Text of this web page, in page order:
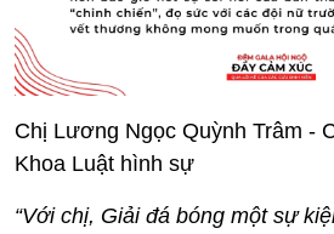
Chị Lương Ngọc Quỳnh Trâm -
Khoa Luật hình sự
“Với chị, Giải đá bóng một sự